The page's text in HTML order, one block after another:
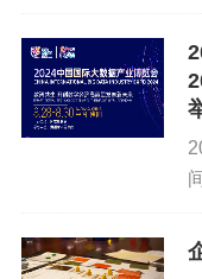
数据确权登记路径
等。这些登记方式
障。
公证存证：对数据进